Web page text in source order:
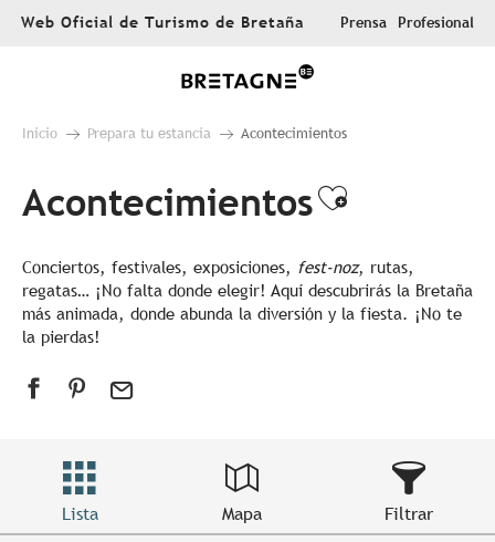
AllerWeb Oficial de Turismo de Bretaña Prensa Profesional
Inicio Prepara tu estancia Acontecimientos
AcontecimientosAjouter
Conciertos, festivales, exposiciones, fest-noz, rutas,
regatas… ¡No falta donde elegir! Aquí descubrirás la Bretaña
más animada, donde abunda la diversión y la fiesta. ¡No te
la pierdas!
Lista Mapa Filtrar